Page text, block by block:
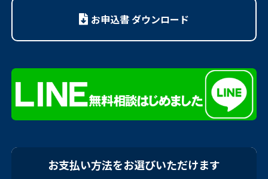
お申込書 ダウンロード
お支払い方法をお選びいただけます